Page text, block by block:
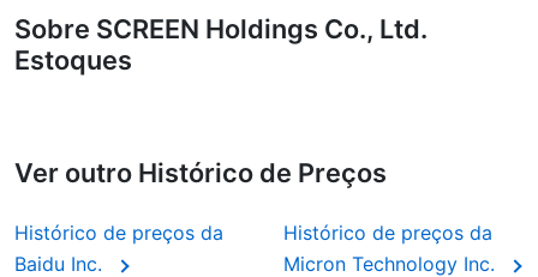
Sobre SCREEN Holdings Co., Ltd.
Estoques
Ver outro Histórico de Preços
Histórico de preços da
Baidu Inc.
Histórico de preços da
Micron Technology Inc.